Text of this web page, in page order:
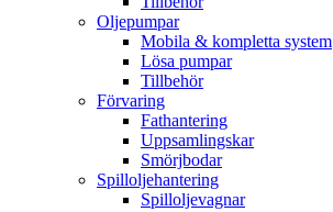
Oljepumpar
Mobila & kompletta system
Lösa pumpar
Tillbehör
Förvaring
Fathantering
Uppsamlingskar
Smörjbodar
Spilloljehantering
Spilloljevagnar